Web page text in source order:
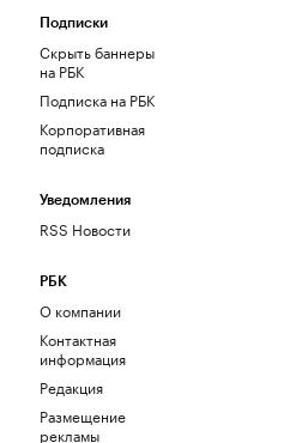
Подписки
Скрыть баннеры
на РБК
Подписка на РБК
Корпоративная
подписка
Уведомления
RSS Новости
РБК
О компании
Контактная
информация
Редакция
Размещение
рекламы